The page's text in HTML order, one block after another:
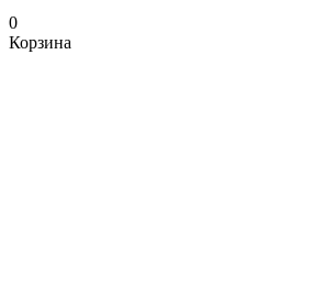
0
Корзина